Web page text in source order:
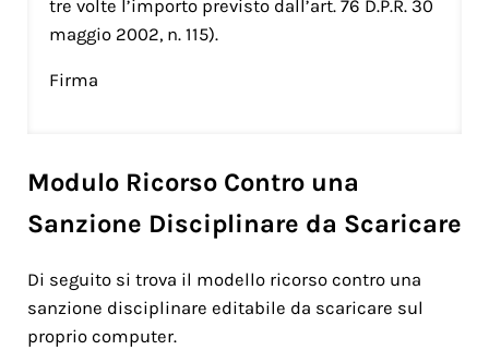
tre volte l’importo previsto dall’art. 76 D.P.R. 30
maggio 2002, n. 115).
Firma
Modulo Ricorso Contro una
Sanzione Disciplinare da Scaricare
Di seguito si trova il modello ricorso contro una
sanzione disciplinare editabile da scaricare sul
proprio computer.